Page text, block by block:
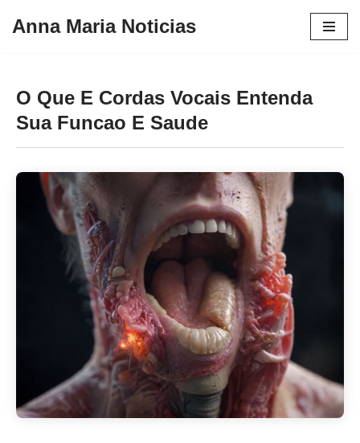
conteúdo
Anna Maria Noticias
O Que E Cordas Vocais Entenda
Sua Funcao E Saude